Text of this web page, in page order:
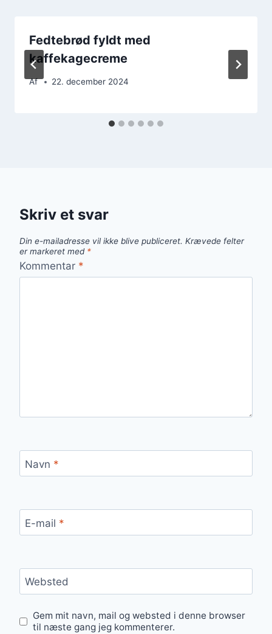
Fedtebrød fyldt med
kaffekagecreme
Af 22. december 2024
Skriv et svar
Din e-mailadresse vil ikke blive publiceret. Krævede felter
er markeret med *
Kommentar *
Navn *
E-mail *
Websted
Gem mit navn, mail og websted i denne browser
til næste gang jeg kommenterer.